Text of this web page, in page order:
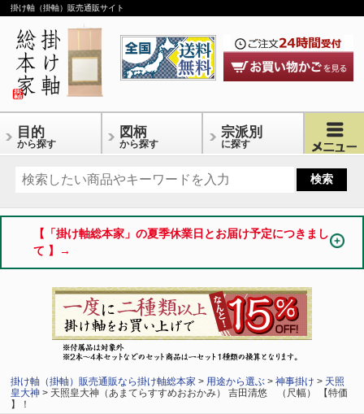
掛け軸（掛軸）販売通販サイト
目的
から探す
図柄
から探す
宗派別
に探す
【「掛け軸総本家」の夏季休業日とお届け予定につきまし
て 】→
掛け軸（掛軸）販売通販なら掛け軸総本家 > 用途から選ぶ >神事掛け > 天照
皇大神 > 天照皇大神（あまてらすすめおおかみ） 吉田清悠 （尺幅） 【特価
】！